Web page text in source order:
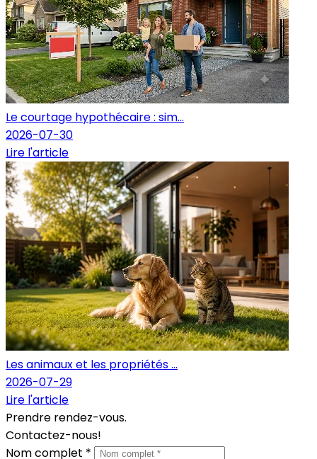
Le courtage hypothécaire : sim...
2026-07-30
Lire l'article
Les animaux et les propriétés ...
2026-07-29
Lire l'article
Prendre rendez-vous.
Contactez-nous!
Nom complet *